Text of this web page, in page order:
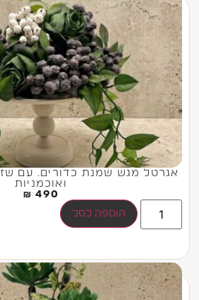
אגרטל מגש שמנת כדורים. עם
ואוכמניות
490
₪
הוספה לסל